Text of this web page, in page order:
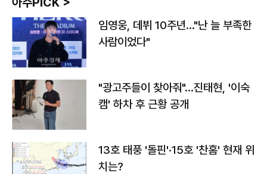
임영웅, 데뷔 10주년…"난 늘 부족한
사람이었다"
"광고주들이 찾아줘"…진태현, '이숙
캠' 하차 후 근황 공개
13호 태풍 '돌핀'·15호 '찬홈' 현재 위
치는?